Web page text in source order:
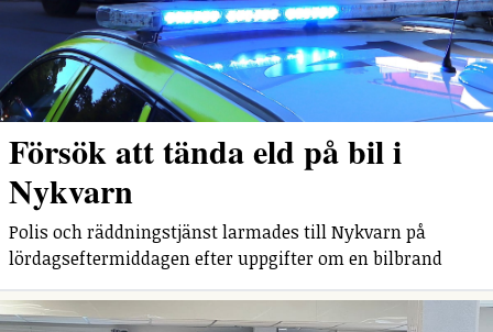
Försök att tända eld på bil i
Nykvarn
Polis och räddningstjänst larmades till Nykvarn på
lördagseftermiddagen efter uppgifter om en bilbrand